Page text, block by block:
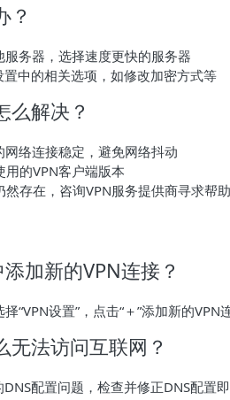
？
服务器，选择速度更快的服务器
置中的相关选项，如修改加密方式等
么解决？
网络连接稳定，避免网络抖动
用的VPN客户端版本
然存在，咨询VPN服务提供商寻求帮助
加新的VPN连接？
“VPN设置”，点击“＋”添加新的VPN
无法访问互联网？
配置问题，检查并修正DNS配置即